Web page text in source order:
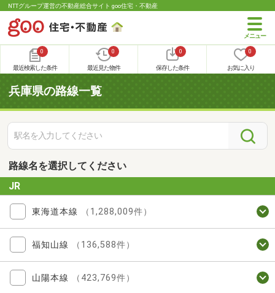
NTTグループ運営の不動産総合サイト goo住宅・不動産
0
最近検索した条件
0
最近見た物件
0
保存した条件
0
お気に入り
兵庫県の路線一覧
路線名を選択してください
JR
東海道本線 （1,288,009件）
福知山線 （136,588件）
山陽本線 （423,769件）